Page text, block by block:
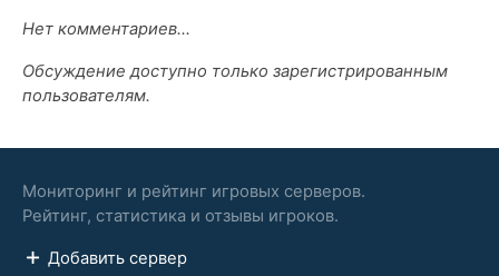
Нет комментариев...
Обсуждение доступно только зарегистрированным
пользователям.
Мониторинг и рейтинг игровых серверов.
Рейтинг, статистика и отзывы игроков.
Добавить сервер